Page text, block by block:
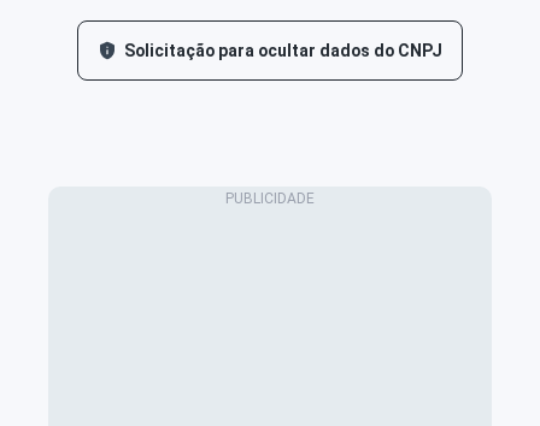
Solicitação para ocultar dados do CNPJ